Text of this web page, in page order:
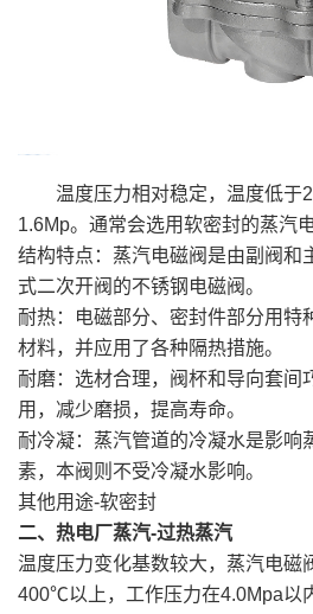
温度压力相对稳定，温度低
1.6Mp。通常会选用软密封的蒸汽
结构特点：蒸汽电磁阀是由副阀和
式二次开阀的不锈钢电磁阀。
耐热：电磁部分、密封件部分用特
材料，并应用了各种隔热措施。
耐磨：选材合理，阀杯和导向套间
用，减少磨损，提高寿命。
耐冷凝：蒸汽管道的冷凝水是影响
素，本阀则不受冷凝水影响。
其他用途-软密封
二、热电厂蒸汽-过热蒸汽
温度压力变化基数较大，蒸汽电磁
400℃以上，工作压力在4.0Mpa以